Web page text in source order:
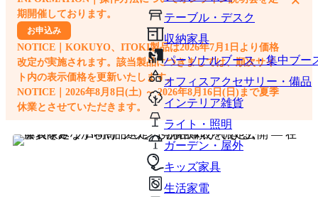
テーブル・デスク
収納家具
パーソナルブース・集中ブー
オフィスアクセサリー・備品
インテリア雑貨
ライト・照明
ガーデン・屋外
キッズ家具
生活家電
期開催しております。
お申込み
NOTICE｜KOKUYO、ITOKI製品は2026年7月1日より価格
改定が実施されます。該当製品につきましては、順次サイ
ト内の表示価格を更新いたします。
NOTICE｜2026年8月8日(土) ～ 2026年8月16日(日)まで夏季
休業とさせていただきます。